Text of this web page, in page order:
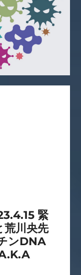
緊
荒川央先
ンDNA